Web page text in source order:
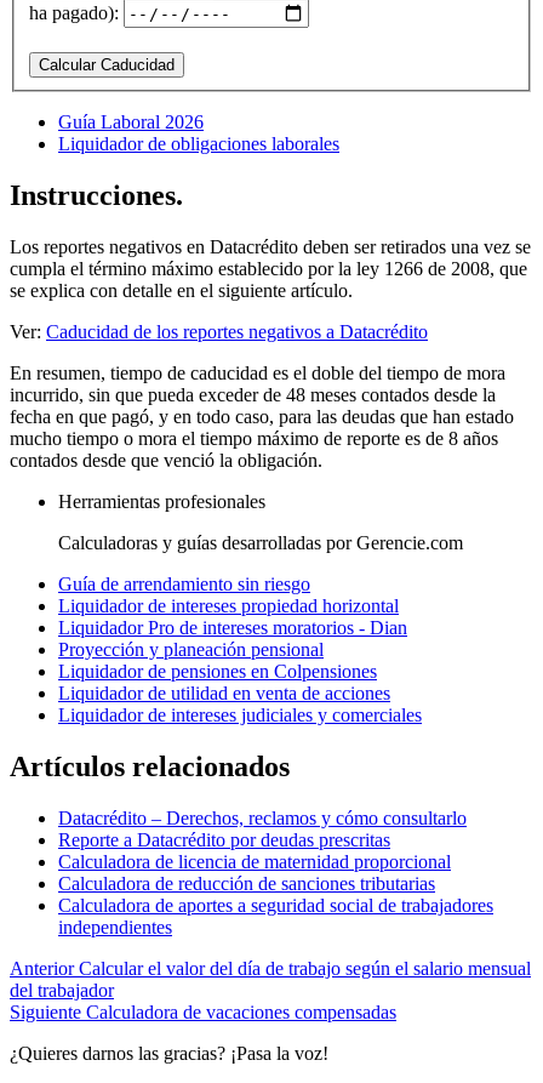
ha pagado):
Calcular Caducidad
Guía Laboral 2026
Liquidador de obligaciones laborales
Instrucciones.
Los reportes negativos en Datacrédito deben ser retirados una vez se
cumpla el término máximo establecido por la ley 1266 de 2008, que
se explica con detalle en el siguiente artículo.
Ver: Caducidad de los reportes negativos a Datacrédito
En resumen, tiempo de caducidad es el doble del tiempo de mora
incurrido, sin que pueda exceder de 48 meses contados desde la
fecha en que pagó, y en todo caso, para las deudas que han estado
mucho tiempo o mora el tiempo máximo de reporte es de 8 años
contados desde que venció la obligación.
Herramientas profesionales
Calculadoras y guías desarrolladas por Gerencie.com
Guía de arrendamiento sin riesgo
Liquidador de intereses propiedad horizontal
Liquidador Pro de intereses moratorios - Dian
Proyección y planeación pensional
Liquidador de pensiones en Colpensiones
Liquidador de utilidad en venta de acciones
Liquidador de intereses judiciales y comerciales
Artículos relacionados
Datacrédito – Derechos, reclamos y cómo consultarlo
Reporte a Datacrédito por deudas prescritas
Calculadora de licencia de maternidad proporcional
Calculadora de reducción de sanciones tributarias
Calculadora de aportes a seguridad social de trabajadores
independientes
Anterior Calcular el valor del día de trabajo según el salario mensual
del trabajador
Siguiente Calculadora de vacaciones compensadas
¿Quieres darnos las gracias? ¡Pasa la voz!